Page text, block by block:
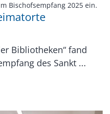
Bischofsempfang 2025 ein.
Bibliotheken“ fand
des Sankt ...